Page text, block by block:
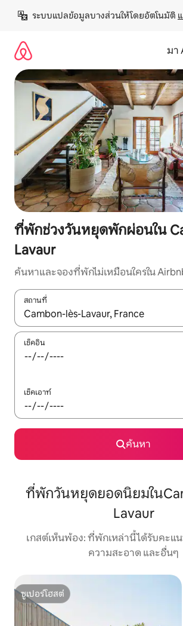
เนื้อหา
ระบบแปลข้อมูลบางส่วนให้โดยอัตโนมัติ
มา
ที่พักช่วงวันหยุดพักผ่อนใน
Lavaur
ค้นหาและจองที่พักไม่เหมือนใครใน
สถานที่
ใช้ลูกศรขึ้นลง หรือใช้การสัมผัสหรือปัด เพื่อส
เช็คอิน
เช็คเอาท์
ค้นหา
ที่พักวันหยุดยอดนิยมใน
Lavaur
เกสต์เห็นพ้อง: ที่พักเหล่านี้ได้รับคะแ
ความสะอาด และอื่นๆ
ซูเปอร์โฮสต์
ซูเปอร์โฮสต์